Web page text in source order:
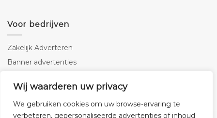
Wij waarderen uw privacy
We gebruiken cookies om uw browse-ervaring te
verbeteren, gepersonaliseerde advertenties of inhoud
Voor bedrijven
Zakelijk Adverteren
Banner advertenties
SEO copywriting